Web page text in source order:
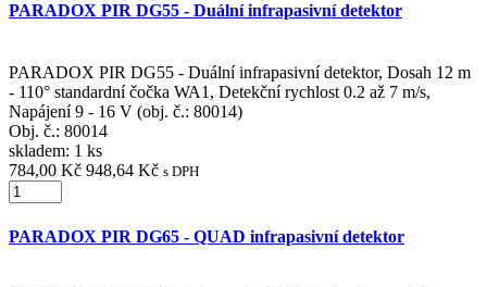
PARADOX PIR DG55 - Duální infrapasivní detektor
PARADOX PIR DG55 - Duální infrapasivní detektor, Dosah 12 m
- 110° standardní čočka WA1, Detekční rychlost 0.2 až 7 m/s,
Napájení 9 - 16 V (obj. č.: 80014)
Obj. č.: 80014
skladem: 1 ks
784,00 Kč 948,64 Kč s DPH
PARADOX PIR DG65 - QUAD infrapasivní detektor